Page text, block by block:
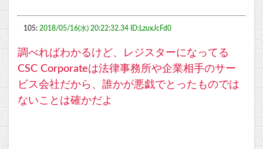
105: 2018/05/16(水) 20:22:32.34 ID:LzuxJcFd0
調べればわかるけど、レジスターになってる
CSC Corporateは法律事務所や企業相手のサー
ビス会社だから、誰かが悪戯でとったものでは
ないことは確かだよ